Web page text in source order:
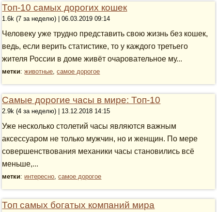
Топ-10 самых дорогих кошек
1.6k (7 за неделю) | 06.03.2019 09:14
Человеку уже трудно представить свою жизнь без кошек,
ведь, если верить статистике, то у каждого третьего
жителя России в доме живёт очаровательное му...
метки:животные,самое дорогое
Самые дорогие часы в мире: Топ-10
2.9k (4 за неделю) | 13.12.2018 14:15
Уже несколько столетий часы являются важным
аксессуаром не только мужчин, но и женщин. По мере
совершенствования механики часы становились всё
меньше,...
метки: интересно,самое дорогое
Топ самых богатых компаний мира